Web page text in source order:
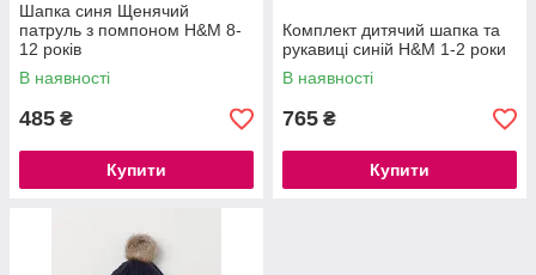
Шапка синя Щенячий
патруль з помпоном H&M 8-
12 років
В наявності
485 ₴
Купити
Комплект дитячий шапка та
рукавиці синій H&M 1-2 роки
В наявності
765 ₴
Купити